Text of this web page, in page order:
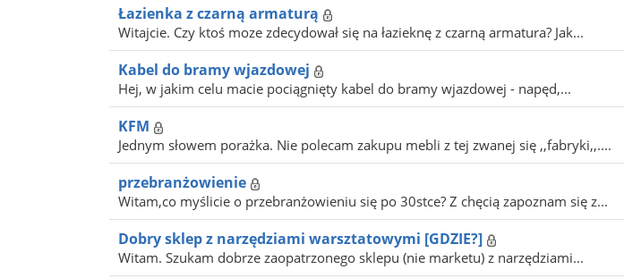
Łazienka z czarną armaturą
Witajcie. Czy ktoś moze zdecydował się na łazieknę z czarną armatura? Jak...
Kabel do bramy wjazdowej
Hej, w jakim celu macie pociągnięty kabel do bramy wjazdowej - napęd,...
KFM
Jednym słowem porażka. Nie polecam zakupu mebli z tej zwanej się ,,fabryki,,....
przebranżowienie
Witam,co myślicie o przebranżowieniu się po 30stce? Z chęcią zapoznam się z...
Dobry sklep z narzędziami warsztatowymi [GDZIE?]
Witam. Szukam dobrze zaopatrzonego sklepu (nie marketu) z narzędziami...